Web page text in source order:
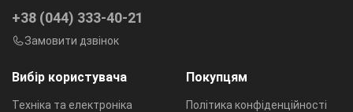
Вибір користувача
Техніка та електроніка
Покупцям
Політика конфіденційності
+38 (044) 333-40-21
Замовити дзвінок